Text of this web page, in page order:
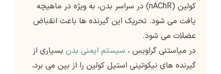
کولین (nAChR) در سراسر بدن، به ویژه در ماهیچه
یافت می شود. تحریک این گیرنده ها باعث انقباض
عضلات می شود.
در میاستنی گراویس ، سیستم ایمنی بدن بسیاری از
گیرنده های نیکوتینی استیل کولین را از بین می برد،